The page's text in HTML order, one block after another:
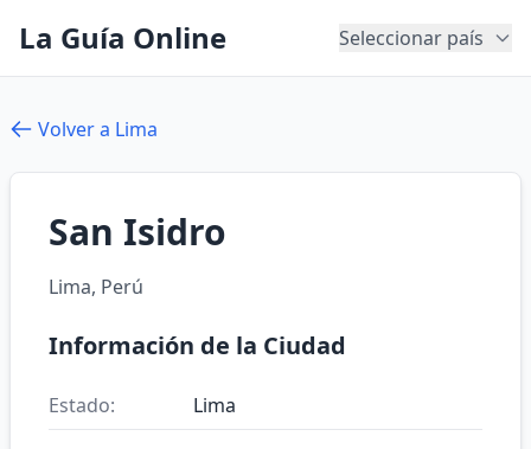
La Guía Online Seleccionar país
Volver a Lima
San Isidro
Lima, Perú
Información de la Ciudad
Estado: Lima